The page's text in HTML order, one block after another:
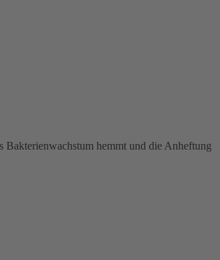
hemmt und die Anheftung